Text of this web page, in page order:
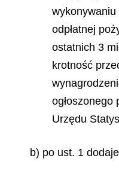
wykonywaniu
odpłatnej
ostatnich 3
krotność
ogłoszonego
Urzędu
b) po ust. 1